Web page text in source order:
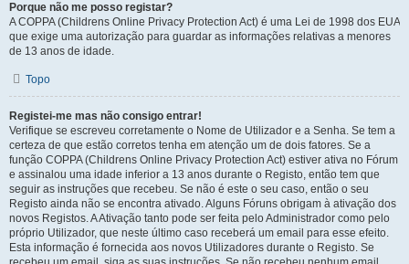
Porque não me posso registar?
A COPPA (Childrens Online Privacy Protection Act) é uma Lei de 1998 dos EUA
que exige uma autorização para guardar as informações relativas a menores
de 13 anos de idade.
Topo
Registei-me mas não consigo entrar!
Verifique se escreveu corretamente o Nome de Utilizador e a Senha. Se tem a
certeza de que estão corretos tenha em atenção um de dois fatores. Se a
função COPPA (Childrens Online Privacy Protection Act) estiver ativa no Fórum
e assinalou uma idade inferior a 13 anos durante o Registo, então tem que
seguir as instruções que recebeu. Se não é este o seu caso, então o seu
Registo ainda não se encontra ativado. Alguns Fóruns obrigam à ativação dos
novos Registos. A Ativação tanto pode ser feita pelo Administrador como pelo
próprio Utilizador, que neste último caso receberá um email para esse efeito.
Esta informação é fornecida aos novos Utilizadores durante o Registo. Se